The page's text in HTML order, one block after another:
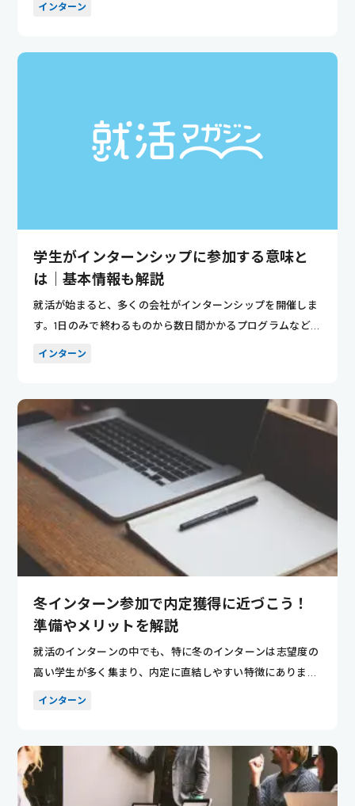
インターン
学生がインターンシップに参加する意味と
は｜基本情報も解説
就活が始まると、多くの会社がインターンシップを開催しま
す。1日のみで終わるものから数日間かかるプログラムなど、
インターン
冬インターン参加で内定獲得に近づこう！
準備やメリットを解説
就活のインターンの中でも、特に冬のインターンは志望度の
高い学生が多く集まり、内定に直結しやすい特徴にありま
インターン